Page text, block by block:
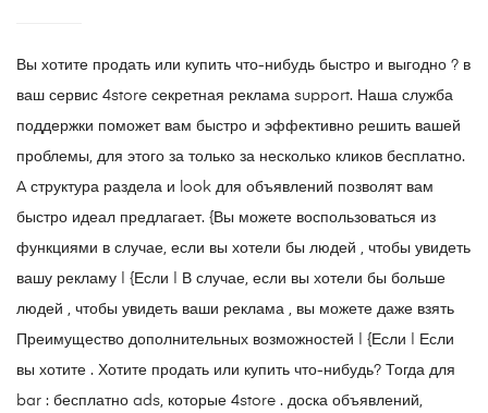
Вы хотите продать или купить что-нибудь быстро и выгодно ? в
ваш сервис 4store секретная реклама support. Наша служба
поддержки поможет вам быстро и эффективно решить вашей
проблемы, для этого за только за несколько кликов бесплатно.
A структура раздела и look для объявлений позволят вам
быстро идеал предлагает. {Вы можете воспользоваться из
функциями в случае, если вы хотели бы людей , чтобы увидеть
вашу рекламу | {Если | В случае, если вы хотели бы больше
людей , чтобы увидеть ваши реклама , вы можете даже взять
Преимущество дополнительных возможностей | {Если | Если
вы хотите . Хотите продать или купить что-нибудь? Тогда для
bar : бесплатно ads, которые 4store . доска объявлений,